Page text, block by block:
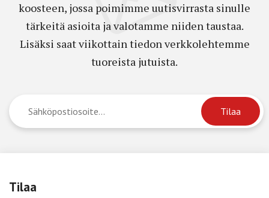
koosteen, jossa poimimme uutisvirrasta sinulle
tärkeitä asioita ja valotamme niiden taustaa.
Lisäksi saat viikottain tiedon verkkolehtemme
tuoreista jutuista.
Tilaa